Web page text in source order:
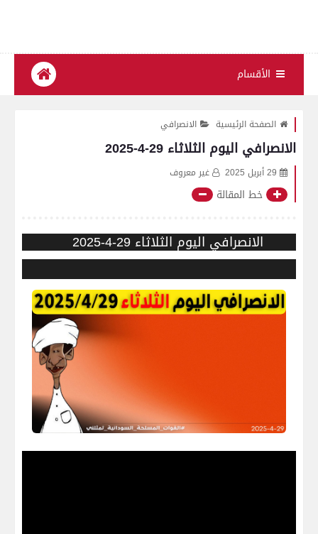
الأقسام
الصفحة الرئيسية الانصرافي
الانصرافي اليوم الثلاثاء 29-4-2025
29 أبريل 2025 غير معروف
خط المقالة
الانصرافي اليوم الثلاثاء 29-4-2025